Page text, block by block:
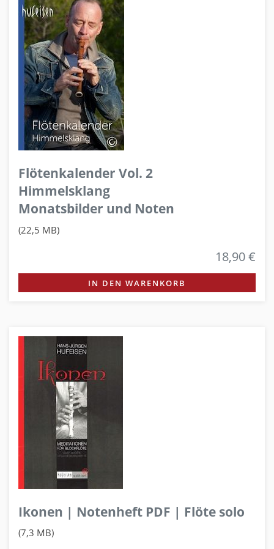
Flötenkalender Vol. 2
Himmelsklang
Monatsbilder und Noten
(22,5 MB)
18,90 €
IN DEN WARENKORB
Ikonen | Notenheft PDF | Flöte solo
(7,3 MB)